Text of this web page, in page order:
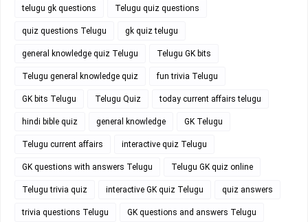
telugu gk questions Telugu quiz questions
quiz questions Telugu gk quiz telugu
general knowledge quiz Telugu Telugu GK bits
Telugu general knowledge quiz fun trivia Telugu
GK bits Telugu Telugu Quiz today current affairs telugu
hindi bible quiz general knowledge GK Telugu
Telugu current affairs interactive quiz Telugu
GK questions with answers Telugu Telugu GK quiz online
Telugu trivia quiz interactive GK quiz Telugu quiz answers
trivia questions Telugu GK questions and answers Telugu